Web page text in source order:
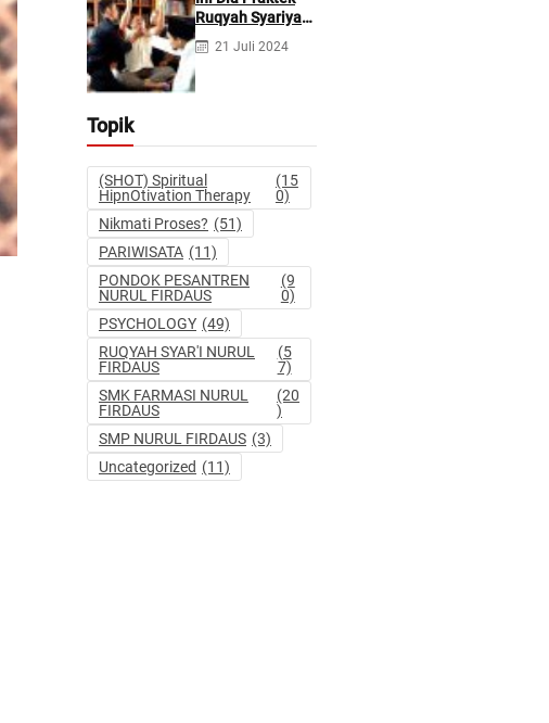
Pidana dan
Perdata
Ruqyah Syariyah
dan Ruqyah
Syetan Menurut
21 Juli 2024
Topik
(SHOT) Spiritual
HipnOtivation Therapy
(15
0)
Nikmati Proses? (51)
PARIWISATA (11)
PONDOK PESANTREN
NURUL FIRDAUS
(9
0)
PSYCHOLOGY (49)
RUQYAH SYAR'I NURUL
FIRDAUS
(5
7)
SMK FARMASI NURUL
FIRDAUS
(20
)
SMP NURUL FIRDAUS (3)
Uncategorized (11)